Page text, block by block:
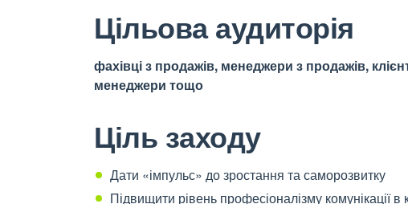
Цільова аудиторія
фахівці з продажів, менеджери з продажів,
менеджери тощо
Ціль заходу
Дати «імпульс» до зростання та саморозвитку
Підвищити рівень професіоналізму комунікації